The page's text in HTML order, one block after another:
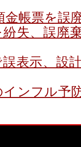
帳票を誤
失、誤廃
表示、設
ンフル予